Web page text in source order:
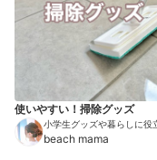
使いやすい！掃除グッズ
小学生グッズや暮らしに役
ムを紹介
beach mama